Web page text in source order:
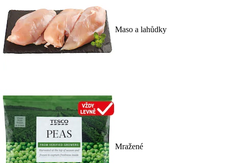
Maso a lahůdky
Mražené